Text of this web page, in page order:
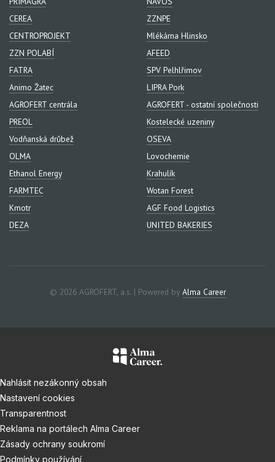
CEREA
ZZNPE
CENTROPROJEKT
Mlékárna Hlinsko
ZZN POLABÍ
AFEED
FATRA
SPV Pelhlřimov
Animo Žatec
LIPRA Pork
AGROFERT centrála
AGROFERT - ostatní společnosti
PREOL
Kostelecké uzeniny
Vodňanská drůbež
OSEVA
OLMA
Lovochemie
Ethanol Energy
Krahulík
FARMTEC
Wotan Forest
Kmotr
AGF Food Logistics
DEZA
UNITED BAKERIES
© 2026 AGROFERT, a.s. | Powered by Alma Career
Nahlásit nezákonný obsah
Nastavení cookies
Transparentnost
Reklama na portálech Alma Career
Zásady ochrany soukromí
Podmínky používání